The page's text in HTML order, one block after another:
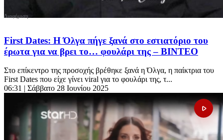
First Dates: Η Όλγα πήγε ξανά στο εστιατόριο του
έρωτα για να βρει το… φουλάρι της – ΒΙΝΤΕΟ
Στο επίκεντρο της προσοχής βρέθηκε ξανά η Όλγα, η παίκτρια του
First Dates που είχε γίνει viral για το φουλάρι της, τ...
06:31 | Σάββατο 28 Ιουνίου 2025